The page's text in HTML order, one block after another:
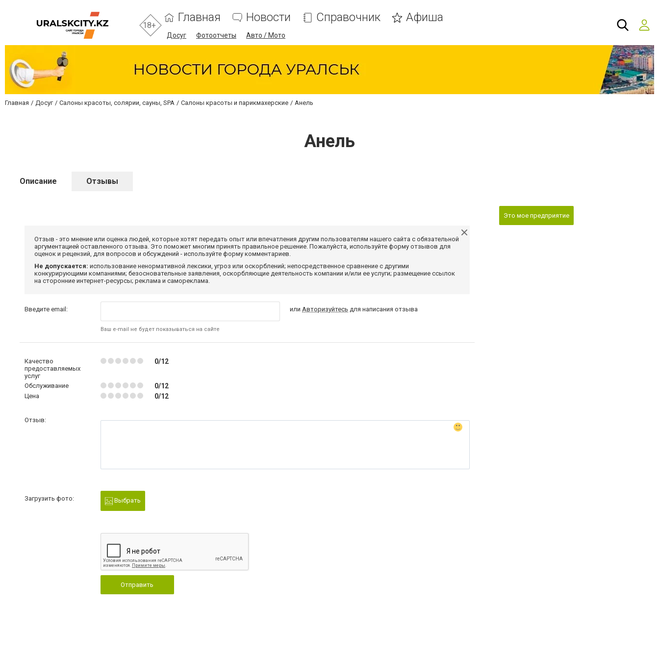
18+
Главная Новости Справочник Афиша
Досуг Фотоотчеты Авто / Мото
Главная Досуг Салоны красоты, солярии, сауны, SPA Салоны красоты и парикмахерские Анель
Анель
Описание Отзывы
Отзыв - это мнение или оценка людей, которые хотят передать опыт или впечатления другим пользователям нашего сайта с обязательной
аргументацией оставленного отзыва. Это поможет многим принять правильное решение. Пожалуйста, используйте форму отзывов для
оценок и рецензий, для вопросов и обсуждений - используйте форму комментариев.
Не допускается: использование ненормативной лексики, угроз или оскорблений; непосредственное сравнение с другими
конкурирующими компаниями; безосновательные заявления, оскорбляющие деятельность компании и/или ее услуги; размещение ссылок
на сторонние интернет-ресурсы; реклама и самореклама.
Введите email:
Ваш e-mail не будет показываться на сайте
илиАвторизуйтесь для написания отзыва
Качество
предоставляемых
услуг
0/12
Обслуживание 0/12
Цена 0/12
Отзыв:
Загрузить фото: Выбрать
Отправить
Это мое предприятие